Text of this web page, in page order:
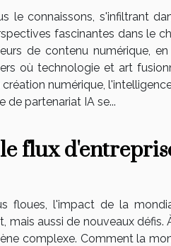
le connaissons, s'infiltrant
fascinantes dans le
de contenu numérique,
où technologie et art
numérique,
partenariat IA se...
flux
floues, l'impact de la
aussi de nouveaux défis.
complexe. Comment la